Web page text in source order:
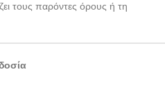
τους παρόντες όρους ή τη